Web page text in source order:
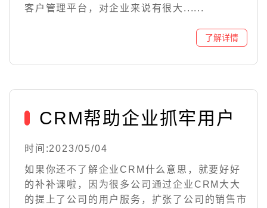
客户管理平台，对企业来说有很大......
CRM帮助企业抓牢用户
时间:2023/05/04
如果你还不了解企业CRM什么意思，就要好好
的补补课啦，因为很多公司通过企业CRM大大
的提上了公司的用户服务，扩张了公司的销售市